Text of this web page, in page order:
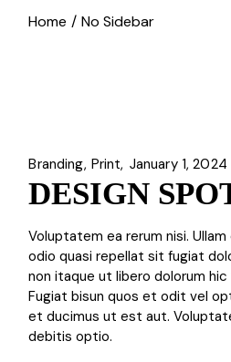
Home No Sidebar
Branding Print January 1, 2024
DESIGN
Voluptatem ea rerum nisi.
odio quasi repellat sit fugiat
non itaque ut libero dolorum
Fugiat bisun quos et odit vel
et ducimus ut est aut.
debitis optio.